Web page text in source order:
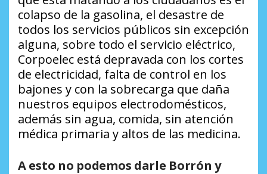
colapso de la gasolina, el desastre de
todos los servicios públicos sin excepción
alguna, sobre todo el servicio eléctrico,
Corpoelec está depravada con los cortes
de electricidad, falta de control en los
bajones y con la sobrecarga que daña
nuestros equipos electrodomésticos,
además sin agua, comida, sin atención
médica primaria y altos de las medicina.
A esto no podemos darle Borrón y